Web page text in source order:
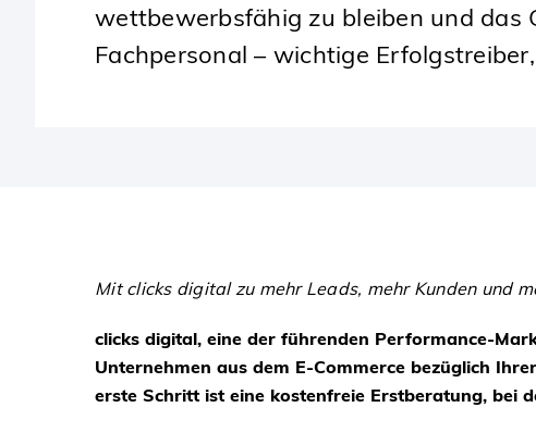
wettbewerbsfähig zu bleiben und das
Fachpersonal – wichtige
Mit clicks digital zu mehr Leads, mehr Kunden und
clicks digital, eine der führenden Performance-
Unternehmen aus dem E-Commerce bezüglich
erste Schritt ist eine kostenfreie Erstberatung, bei